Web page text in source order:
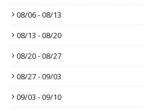
08/06 - 08/13
08/13 - 08/20
08/20 - 08/27
08/27 - 09/03
09/03 - 09/10